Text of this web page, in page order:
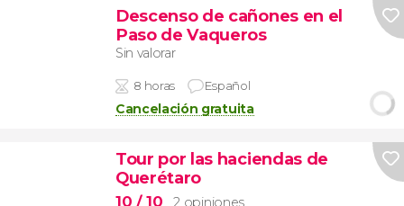
Descenso de cañones en el
Paso de Vaqueros
Sin valorar
8 horas Español
Cancelación gratuita
Tour por las haciendas de
Querétaro
10 / 10 2 opiniones